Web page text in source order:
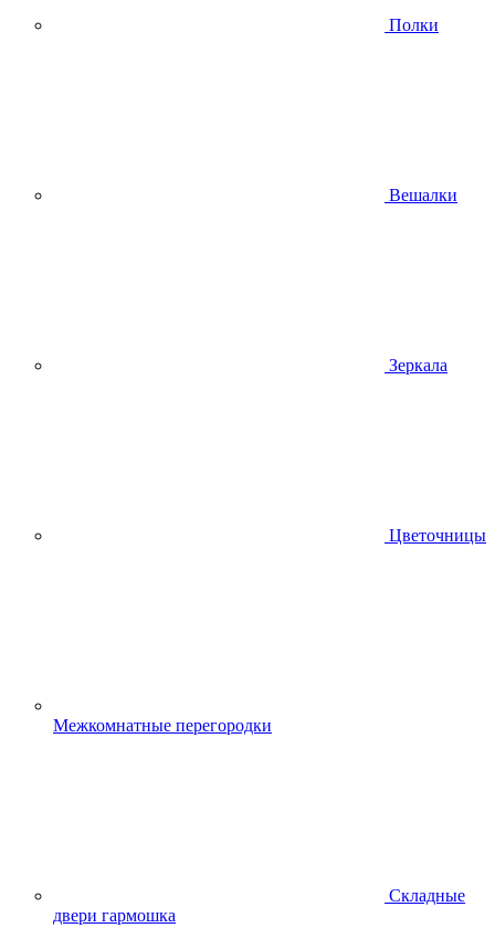
Полки
Вешалки
Зеркала
Цветочницы
Межкомнатные перегородки
Складные
двери гармошка